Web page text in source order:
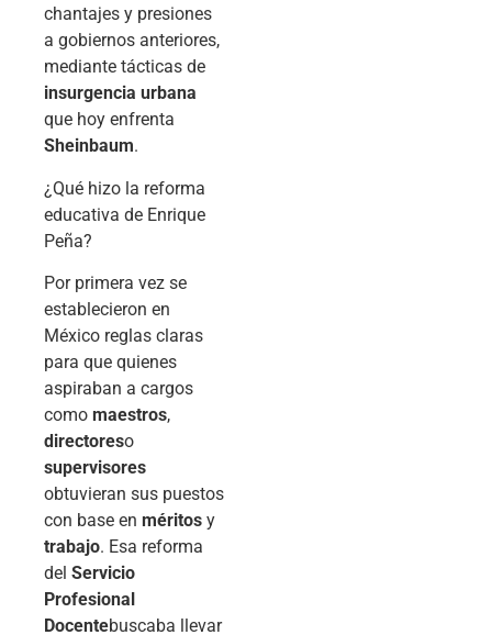
chantajes y presiones
a gobiernos anteriores,
mediante tácticas de
insurgencia urbana
que hoy enfrenta
Sheinbaum.
¿Qué hizo la reforma
educativa de Enrique
Peña?
Por primera vez se
establecieron en
México reglas claras
para que quienes
aspiraban a cargos
como maestros,
directoreso
supervisores
obtuvieran sus puestos
con base en méritos y
trabajo. Esa reforma
del Servicio
Profesional
Docentebuscaba llevar